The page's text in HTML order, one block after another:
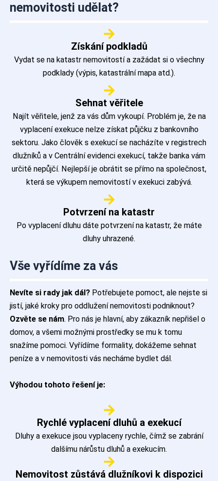
nemovitosti udělat?
Získání podkladů
Vydat se na katastr nemovitostí a zažádat si o všechny
podklady (výpis, katastrální mapa atd.).
Sehnat věřitele
Najít věřitele, jenž za vás dům vykoupí. Problém je, že na
vyplacení exekuce nelze získat půjčku z bankovního
sektoru. Jako člověk s exekucí se nacházíte v registrech
dlužníků a v Centrální evidenci exekucí, takže banka vám
určitě nepůjčí. Nejlepší je obrátit se přímo na společnost,
která se výkupem nemovitostí v exekuci zabývá.
Potvrzení na katastr
Po vyplacení dluhu dáte potvrzení na katastr, že máte
dluhy uhrazené.
Vše vyřídíme za vás
Nevíte si rady jak dál? Potřebujete pomoct, ale nejste si
jistí, jaké kroky pro oddlužení nemovitosti podniknout?
Ozvěte se nám. Pro nás je hlavní, aby zákazník nepřišel o
domov, a všemi možnými prostředky se mu k tomu
snažíme pomoci. Vyřídíme formality, dokážeme sehnat
peníze a v nemovitosti vás necháme bydlet dál.
Výhodou tohoto řešení je:
Rychlé vyplacení dluhů a exekucí
Dluhy a exekuce jsou vyplaceny rychle, čímž se zabrání
dalšímu nárůstu dluhů a exekucím.
Nemovitost zůstává dlužníkovi k dispozici